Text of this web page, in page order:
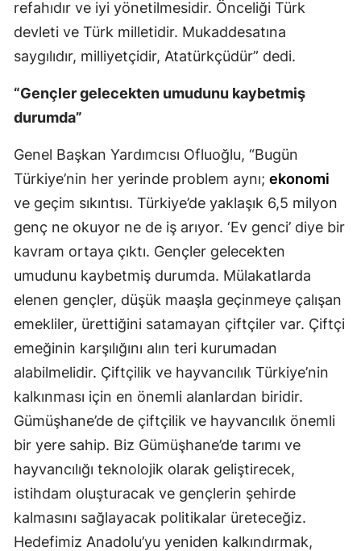
Yozgat
Zonguldak
Aksaray
Karaman
Kırıkkale
Batman
Şırnak
Bartın
Ardahan
Yalova
Karabük
Osmaniye
Düzce
refahıdır ve iyi yönetilmesidir. Önceliği Türk
devleti ve Türk milletidir. Mukaddesatına
saygılıdır, milliyetçidir, Atatürkçüdür” dedi.
“Gençler gelecekten umudunu kaybetmiş
durumda”
Genel Başkan Yardımcısı Ofluoğlu, “Bugün
Türkiye’nin her yerinde problem aynı; ekonomi
ve geçim sıkıntısı. Türkiye’de yaklaşık 6,5 milyon
genç ne okuyor ne de iş arıyor. ‘Ev genci’ diye bir
kavram ortaya çıktı. Gençler gelecekten
umudunu kaybetmiş durumda. Mülakatlarda
elenen gençler, düşük maaşla geçinmeye çalışan
emekliler, ürettiğini satamayan çiftçiler var. Çiftçi
emeğinin karşılığını alın teri kurumadan
alabilmelidir. Çiftçilik ve hayvancılık Türkiye’nin
kalkınması için en önemli alanlardan biridir.
Gümüşhane’de de çiftçilik ve hayvancılık önemli
bir yere sahip. Biz Gümüşhane’de tarımı ve
hayvancılığı teknolojik olarak geliştirecek,
istihdam oluşturacak ve gençlerin şehirde
kalmasını sağlayacak politikalar üreteceğiz.
Hedefimiz Anadolu’yu yeniden kalkındırmak,